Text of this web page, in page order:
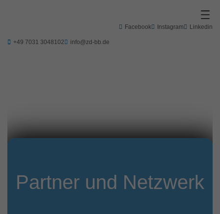
Facebook Instagram Linkedin
+49 7031 3048102 info@zd-bb.de
Partner und Netzwerk